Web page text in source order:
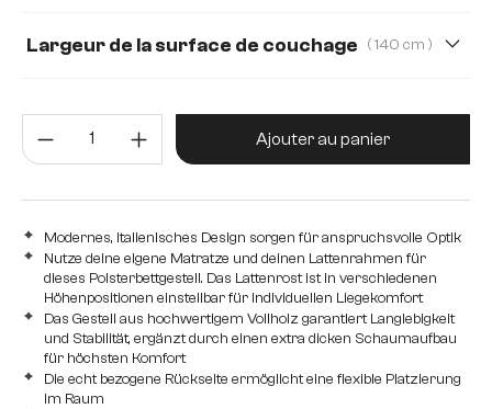
Largeur de la surface de couchage ( 140 cm )
Quantité de produit : Entrez la
Ajouter au panier
Modernes, italienisches Design sorgen für anspruchsvolle Optik
Nutze deine eigene Matratze und deinen Lattenrahmen für
dieses Polsterbettgestell. Das Lattenrost ist in verschiedenen
Höhenpositionen einstellbar für individuellen Liegekomfort
Das Gestell aus hochwertigem Vollholz garantiert Langlebigkeit
und Stabilität, ergänzt durch einen extra dicken Schaumaufbau
für höchsten Komfort
Die echt bezogene Rückseite ermöglicht eine flexible Platzierung
im Raum